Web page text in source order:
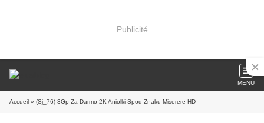
Publicité
MENU
Accueil » (Sj_76) 3Gp Za Darmo 2K Aniołki Spod Znaku Miserere HD